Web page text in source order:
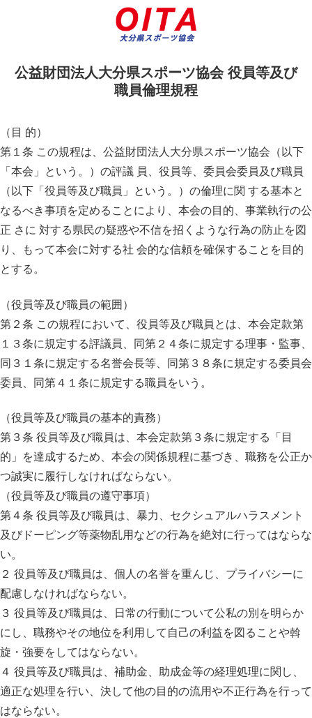
公益財団法人大分県スポーツ協会 役員等及び
職員倫理規程
（目 的）
第１条 この規程は、公益財団法人大分県スポーツ協会（以下
「本会」という。）の評議 員、役員等、委員会委員及び職員
（以下「役員等及び職員」という。）の倫理に関 する基本と
なるべき事項を定めることにより、本会の目的、事業執行の公
正 さに 対する県民の疑惑や不信を招くような行為の防止を図
り、もって本会に対する社 会的な信頼を確保することを目的
とする。
（役員等及び職員の範囲）
第２条 この規程において、役員等及び職員とは、本会定款第
１３条に規定する評議員、同第２４条に規定する理事・監事、
同３１条に規定する名誉会長等、同第３８条に規定する委員会
委員、同第４１条に規定する職員をいう。
（役員等及び職員の基本的責務）
第３条 役員等及び職員は、本会定款第３条に規定する「目
的」を達成するため、本会の関係規程に基づき、職務を公正か
つ誠実に履行しなければならない。
（役員等及び職員の遵守事項）
第４条 役員等及び職員は、暴力、セクシュアルハラスメント
及びドーピング等薬物乱用などの行為を絶対に行ってはならな
い。
２ 役員等及び職員は、個人の名誉を重んじ、プライバシーに
配慮しなければならない。
３ 役員等及び職員は、日常の行動について公私の別を明らか
にし、職務やその地位を利用して自己の利益を図ることや斡
旋・強要をしてはならない。
４ 役員等及び職員は、補助金、助成金等の経理処理に関し、
適正な処理を行い、決して他の目的の流用や不正行為を行って
はならない。